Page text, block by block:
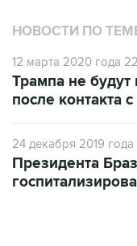
НОВОСТИ ПО
12 марта 2020 года
Трампа не будут
после контакта
24 декабря 2019 года
Президента